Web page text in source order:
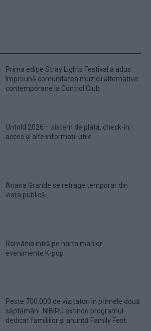
Prima ediție Stray Lights Festival a adus
împreună comunitatea muzicii alternative
contemporane la Control Club
Untold 2026 – sistem de plată, check-in,
acces și alte informații utile
Ariana Grande se retrage temporar din
viața publică
România intră pe harta marilor
evenimente K-pop
Peste 700.000 de vizitatori în primele două
săptămâni. NIBIRU extinde programul
dedicat familiilor și anunță Family Fest.